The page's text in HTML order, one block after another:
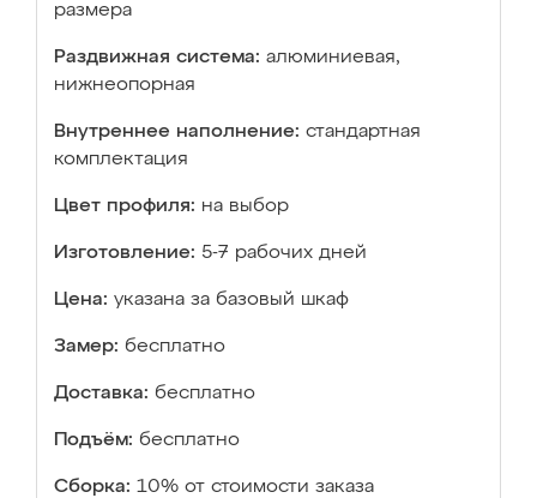
размера
Раздвижная система: алюминиевая,
нижнеопорная
Внутреннее наполнение: стандартная
комплектация
Цвет профиля: на выбор
Изготовление: 5-7 рабочих дней
Цена: указана за базовый шкаф
Замер: бесплатно
Доставка: бесплатно
Подъём: бесплатно
Сборка: 10% от стоимости заказа